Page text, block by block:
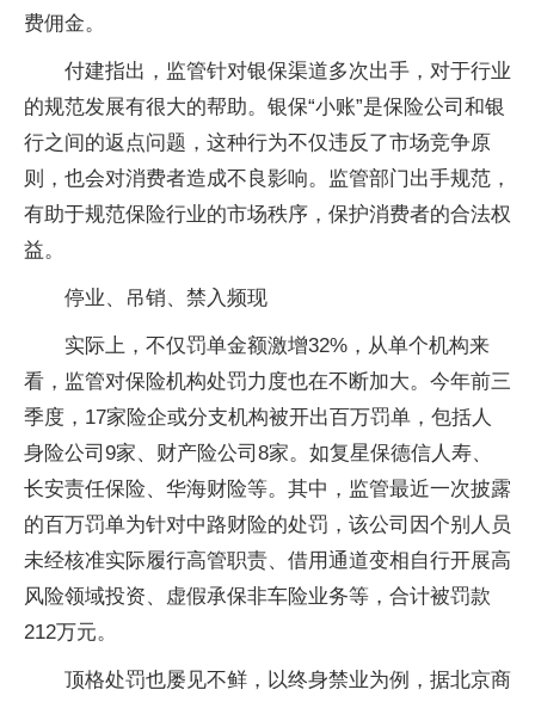
费佣金。
付建指出，监管针对银保渠道多次出手，对于行业
的规范发展有很大的帮助。银保“小账”是保险公司和银
行之间的返点问题，这种行为不仅违反了市场竞争原
则，也会对消费者造成不良影响。监管部门出手规范，
有助于规范保险行业的市场秩序，保护消费者的合法权
益。
停业、吊销、禁入频现
实际上，不仅罚单金额激增32%，从单个机构来
看，监管对保险机构处罚力度也在不断加大。今年前三
季度，17家险企或分支机构被开出百万罚单，包括人
身险公司9家、财产险公司8家。如复星保德信人寿、
长安责任保险、华海财险等。其中，监管最近一次披露
的百万罚单为针对中路财险的处罚，该公司因个别人员
未经核准实际履行高管职责、借用通道变相自行开展高
风险领域投资、虚假承保非车险业务等，合计被罚款
212万元。
顶格处罚也屡见不鲜，以终身禁业为例，据北京商